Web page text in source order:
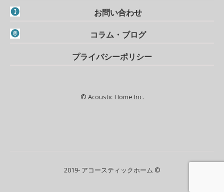
お問い合わせ
コラム・ブログ
プライバシーポリシー
© Acoustic Home Inc.
2019- アコースティックホーム ©